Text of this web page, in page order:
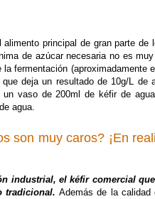
principal de gran parte
de azúcar necesaria no es
fermentación (aproximadamente
deja un resultado de 10g/L
vaso de 200ml de kéfir de
agua.
son muy caros? ¡En
industrial, el kéfir comercial
tradicional.Además de la calidad